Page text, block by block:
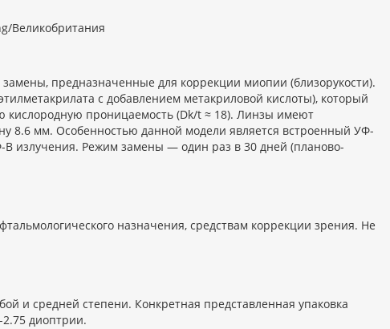
Великобритания
предназначенные для коррекции миопии (близорукости).
с добавлением метакриловой кислоты), который
кислородную проницаемость (Dk/t ≈ 18). Линзы имеют
8.6 мм. Особенностью данной модели является встроенный УФ-
излучения. Режим замены — один раз в 30 дней (планово-
назначения, средствам коррекции зрения. Не
и средней степени. Конкретная представленная упаковка
диоптрии.